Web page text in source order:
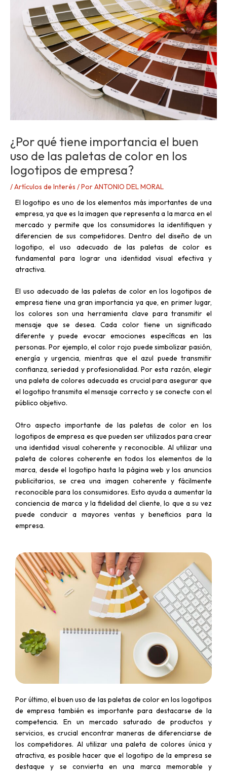
¿Por qué tiene importancia el buen
uso de las paletas de color en los
logotipos de empresa?
/Artículos de Interés / PorANTONIO DEL MORAL
El logotipo es uno de los elementos más importantes de una
empresa, ya que es la imagen que representa a la marca en el
mercado y permite que los consumidores la identifiquen y
diferencien de sus competidores. Dentro del diseño de un
logotipo, el uso adecuado de las paletas de color es
fundamental para lograr una identidad visual efectiva y
atractiva.
El uso adecuado de las paletas de color en los logotipos de
empresa tiene una gran importancia ya que, en primer lugar,
los colores son una herramienta clave para transmitir el
mensaje que se desea. Cada color tiene un significado
diferente y puede evocar emociones específicas en las
personas. Por ejemplo, el color rojo puede simbolizar pasión,
energía y urgencia, mientras que el azul puede transmitir
confianza, seriedad y profesionalidad. Por esta razón, elegir
una paleta de colores adecuada es crucial para asegurar que
el logotipo transmita el mensaje correcto y se conecte con el
público objetivo.
Otro aspecto importante de las paletas de color en los
logotipos de empresa es que pueden ser utilizados para crear
una identidad visual coherente y reconocible. Al utilizar una
paleta de colores coherente en todos los elementos de la
marca, desde el logotipo hasta la página web y los anuncios
publicitarios, se crea una imagen coherente y fácilmente
reconocible para los consumidores. Esto ayuda a aumentar la
conciencia de marca y la fidelidad del cliente, lo que a su vez
puede conducir a mayores ventas y beneficios para la
empresa.
Por último, el buen uso de las paletas de color en los logotipos
de empresa también es importante para destacarse de la
competencia. En un mercado saturado de productos y
servicios, es crucial encontrar maneras de diferenciarse de
los competidores. Al utilizar una paleta de colores única y
atractiva, es posible hacer que el logotipo de la empresa se
destaque y se convierta en una marca memorable y